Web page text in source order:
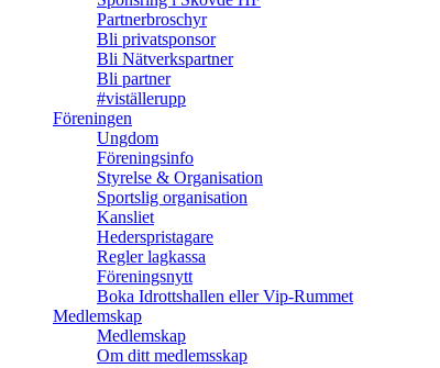
Partnerbroschyr
Bli privatsponsor
Bli Nätverkspartner
Bli partner
#viställerupp
Föreningen
Ungdom
Föreningsinfo
Styrelse & Organisation
Sportslig organisation
Kansliet
Hederspristagare
Regler lagkassa
Föreningsnytt
Boka Idrottshallen eller Vip-Rummet
Medlemskap
Medlemskap
Om ditt medlemsskap